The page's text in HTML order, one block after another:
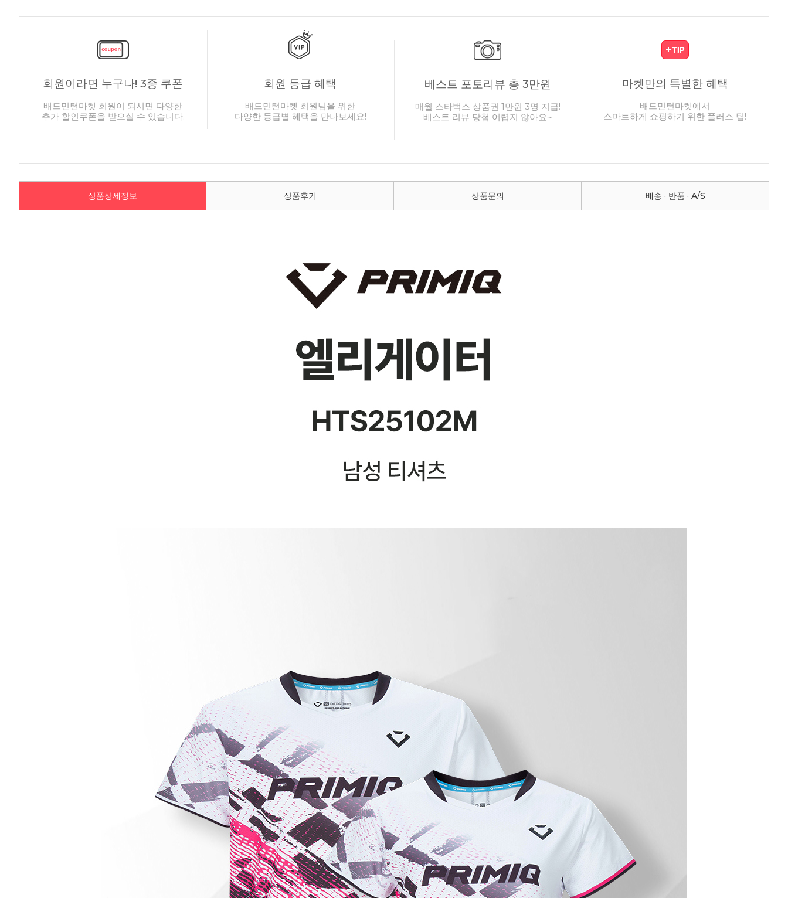
회원이라면 누구나! 3종 쿠폰
배드민턴마켓 회원이 되시면 다양한
추가 할인쿠폰을 받으실 수 있습니다.
회원 등급 혜택
배드민턴마켓 회원님을 위한
다양한 등급별 혜택을 만나보세요!
베스트 포토리뷰 총 3만원
매월 스타벅스 상품권 1만원 3명 지급!
베스트 리뷰 당첨 어렵지 않아요~
마켓만의 특별한 혜택
배드민턴마켓에서
스마트하게 쇼핑하기 위한 플러스 팁!
상품상세정보 상품후기 상품문의 배송 · 반품 · A/S